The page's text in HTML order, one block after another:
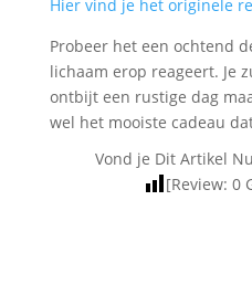
Hier vind je het originele
Probeer het een ochtend
lichaam erop reageert. Je
ontbijt een rustige dag
wel het mooiste cadeau
Vond je Dit Artikel
[Review:0